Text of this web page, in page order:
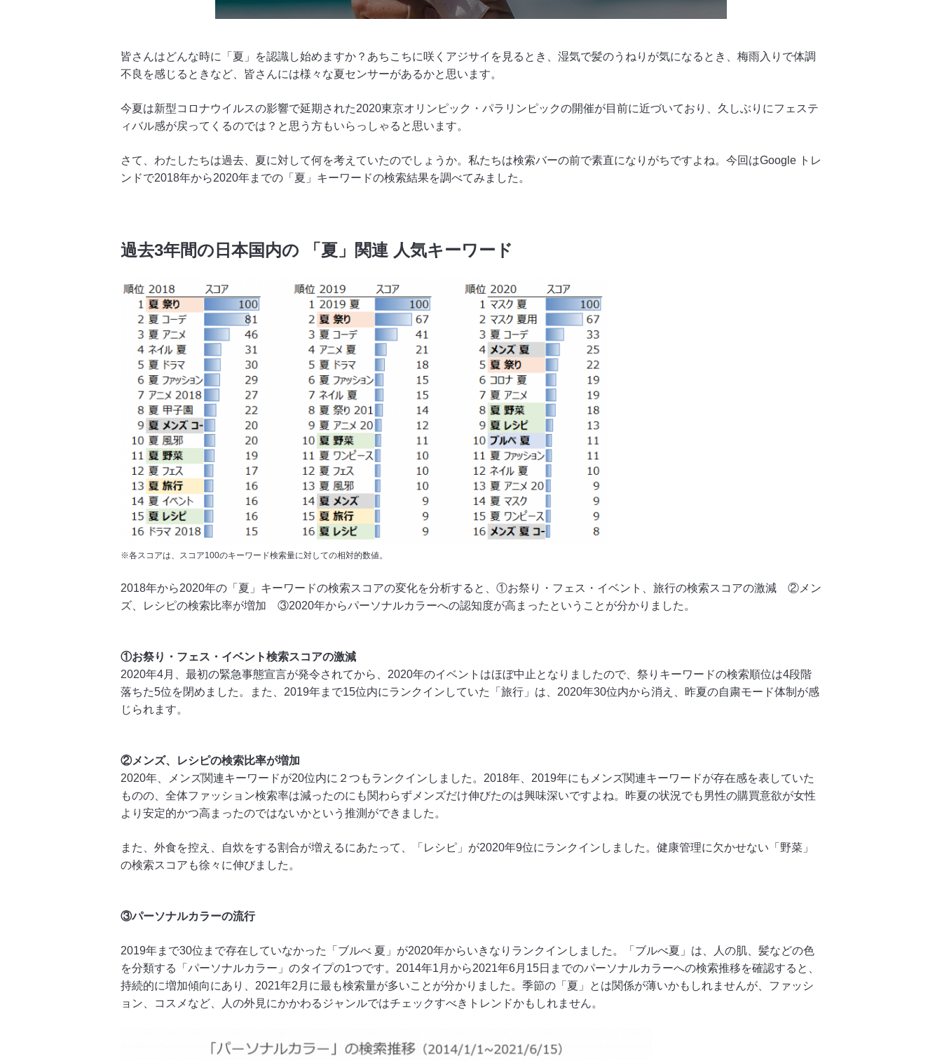
皆さんはどんな時に「夏」を認識し始めますか？あちこちに咲くアジサイを見るとき、湿気で髪のうねりが気になるとき、梅雨入りで体調
不良を感じるときなど、皆さんには様々な夏センサーがあるかと思います。
今夏は新型コロナウイルスの影響で延期された2020東京オリンピック・パラリンピックの開催が目前に近づいており、久しぶりにフェステ
ィバル感が戻ってくるのでは？と思う方もいらっしゃると思います。
さて、わたしたちは過去、夏に対して何を考えていたのでしょうか。私たちは検索バーの前で素直になりがちですよね。今回はGoogle トレ
ンドで2018年から2020年までの「夏」キーワードの検索結果を調べてみました。
過去3年間の日本国内の 「夏」関連 人気キーワード
※各スコアは、スコア100のキーワード検索量に対しての相対的数値。
2018年から2020年の「夏」キーワードの検索スコアの変化を分析すると、①お祭り・フェス・イベント、旅行の検索スコアの激減 ②メン
ズ、レシピの検索比率が増加 ③2020年からパーソナルカラーへの認知度が高まったということが分かりました。
①お祭り・フェス・イベント検索スコアの激減
2020年4月、最初の緊急事態宣言が発令されてから、2020年のイベントはほぼ中止となりましたので、祭りキーワードの検索順位は4段階
落ちた5位を閉めました。また、2019年まで15位内にランクインしていた「旅行」は、2020年30位内から消え、昨夏の自粛モード体制が感
じられます。
②メンズ、レシピの検索比率が増加
2020年、メンズ関連キーワードが20位内に２つもランクインしました。2018年、2019年にもメンズ関連キーワードが存在感を表していた
ものの、全体ファッション検索率は減ったのにも関わらずメンズだけ伸びたのは興味深いですよね。昨夏の状況でも男性の購買意欲が女性
より安定的かつ高まったのではないかという推測ができました。
また、外食を控え、自炊をする割合が増えるにあたって、「レシピ」が2020年9位にランクインしました。健康管理に欠かせない「野菜」
の検索スコアも徐々に伸びました。
③パーソナルカラーの流行
2019年まで30位まで存在していなかった「ブルべ 夏」が2020年からいきなりランクインしました。「ブルべ夏」は、人の肌、髪などの色
を分類する「パーソナルカラー」のタイプの1つです。2014年1月から2021年6月15日までのパーソナルカラーへの検索推移を確認すると、
持続的に増加傾向にあり、2021年2月に最も検索量が多いことが分かりました。季節の「夏」とは関係が薄いかもしれませんが、ファッシ
ョン、コスメなど、人の外見にかかわるジャンルではチェックすべきトレンドかもしれません。